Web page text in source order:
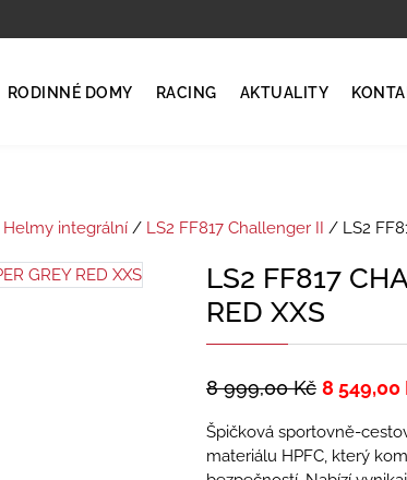
RODINNÉ DOMY RACING AKTUALITY
Helmy integrální/ LS2 FF817 Challenger II / LS2
LS2 FF817
RED XXS
8 999,00Kč 8 549,00
Špičková sportovně-
materiálu HPFC, který